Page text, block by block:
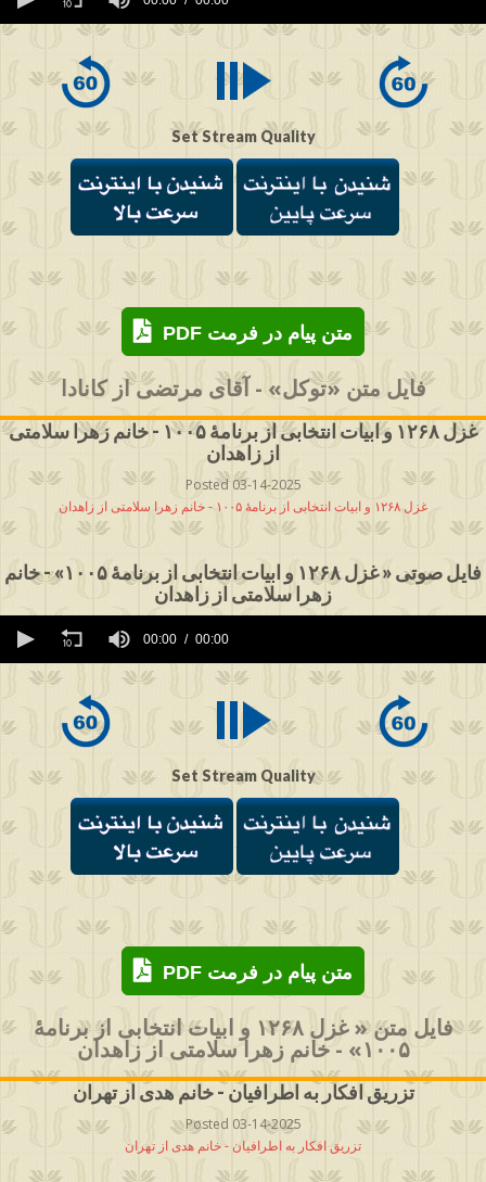
0
Set Stream Quality
PDF متن پیام در فرمت
فایل متن «توکل» - آقای مرتضی از کانادا
غزل ۱۲۶۸ و ابیات انتخابی از برنامۀ ۱۰۰۵ - خانم زهرا سلامتی
از زاهدان
Posted 03-14-2025
غزل ۱۲۶۸ و ابیات انتخابی از برنامۀ ۱۰۰۵ - خانم زهرا سلامتی از زاهدان
فایل صوتی « غزل ۱۲۶۸ و ابیات انتخابی از برنامۀ ۱۰۰۵» - خانم
زهرا سلامتی از زاهدان
seconds
00:00 00:00
Set Stream Quality
PDF متن پیام در فرمت
فایل متن « غزل ۱۲۶۸ و ابیات انتخابی از برنامۀ
۱۰۰۵» - خانم زهرا سلامتی از زاهدان
تزریق افکار به اطرافیان - خانم هدی از تهران
Posted 03-14-2025
تزریق افکار به اطرافیان - خانم هدی از تهران